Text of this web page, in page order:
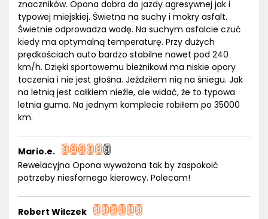
znaczników. Opona dobra do jazdy agresywnej jak i
typowej miejskiej. Świetna na suchy i mokry asfalt.
Świetnie odprowadza wodę. Na suchym asfalcie czuć
kiedy ma optymalną temperaturę. Przy dużych
prędkościach auto bardzo stabilne nawet pod 240
km/h. Dzięki sportowemu bieżnikowi ma niskie opory
toczenia i nie jest głośna. Jeździłem nią na śniegu. Jak
na letnią jest całkiem nieźle, ale widać, że to typowa
letnia guma. Na jednym komplecie robiłem po 35000
km.
Mario.e.
Rewelacyjna Opona wyważona tak by zaspokoić
potrzeby niesfornego kierowcy. Polecam!
Robert Wilczek